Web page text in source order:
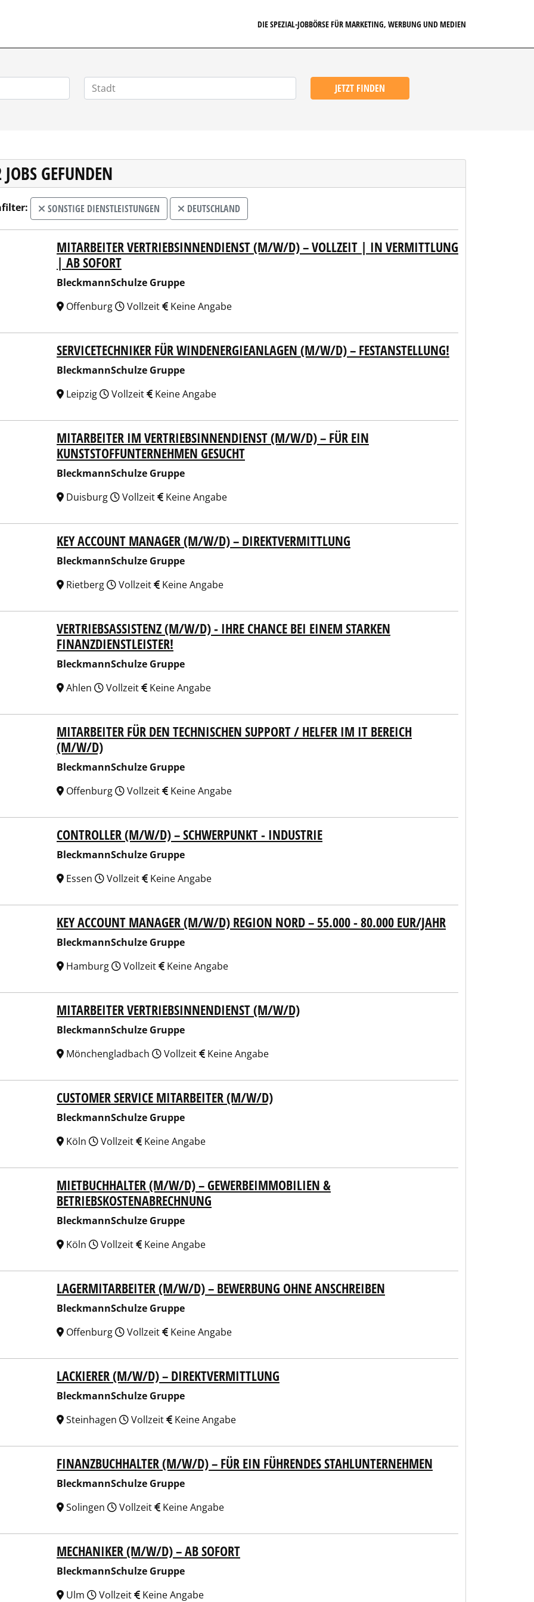
DIE SPEZIAL-JOBBÖRSE FÜR MARKETING, WERBUNG UND MEDIEN
JETZT FINDEN
GEFUNDEN
SONSTIGE DIENSTLEISTUNGEN DEUTSCHLAND
Gruppe
MITARBEITER VERTRIEBSINNENDIENST (M/W/D) – VOLLZEIT | IN VERMITTLUNG
| AB SOFORT
BleckmannSchulze Gruppe
Offenburg
Vollzeit Keine Angabe
Gruppe
SERVICETECHNIKER FÜR WINDENERGIEANLAGEN (M/W/D) – FESTANSTELLUNG!
BleckmannSchulze Gruppe
Leipzig
Vollzeit Keine Angabe
Gruppe
MITARBEITER IM VERTRIEBSINNENDIENST (M/W/D) – FÜR EIN
KUNSTSTOFFUNTERNEHMEN GESUCHT
BleckmannSchulze Gruppe
Duisburg
Vollzeit Keine Angabe
Gruppe
KEY ACCOUNT MANAGER (M/W/D) – DIREKTVERMITTLUNG
BleckmannSchulze Gruppe
Rietberg
Vollzeit Keine Angabe
Gruppe
VERTRIEBSASSISTENZ (M/W/D) - IHRE CHANCE BEI EINEM STARKEN
FINANZDIENSTLEISTER!
BleckmannSchulze Gruppe
Ahlen
Vollzeit Keine Angabe
Gruppe
MITARBEITER FÜR DEN TECHNISCHEN SUPPORT / HELFER IM IT BEREICH
(M/W/D)
BleckmannSchulze Gruppe
Offenburg
Vollzeit Keine Angabe
Gruppe
CONTROLLER (M/W/D) – SCHWERPUNKT - INDUSTRIE
BleckmannSchulze Gruppe
Essen
Vollzeit Keine Angabe
Gruppe
KEY ACCOUNT MANAGER (M/W/D) REGION NORD – 55.000 - 80.000 EUR/JAHR
BleckmannSchulze Gruppe
Hamburg
Vollzeit Keine Angabe
Gruppe
MITARBEITER VERTRIEBSINNENDIENST (M/W/D)
BleckmannSchulze Gruppe
Mönchengladbach
Vollzeit Keine Angabe
Gruppe
CUSTOMER SERVICE MITARBEITER (M/W/D)
BleckmannSchulze Gruppe
Köln
Vollzeit Keine Angabe
Gruppe
MIETBUCHHALTER (M/W/D) – GEWERBEIMMOBILIEN &
BETRIEBSKOSTENABRECHNUNG
BleckmannSchulze Gruppe
Köln
Vollzeit Keine Angabe
Gruppe
LAGERMITARBEITER (M/W/D) – BEWERBUNG OHNE ANSCHREIBEN
BleckmannSchulze Gruppe
Offenburg
Vollzeit Keine Angabe
Gruppe
LACKIERER (M/W/D) – DIREKTVERMITTLUNG
BleckmannSchulze Gruppe
Steinhagen
Vollzeit Keine Angabe
Gruppe
FINANZBUCHHALTER (M/W/D) – FÜR EIN FÜHRENDES STAHLUNTERNEHMEN
BleckmannSchulze Gruppe
Solingen
Vollzeit Keine Angabe
Gruppe
MECHANIKER (M/W/D) – AB SOFORT
BleckmannSchulze Gruppe
Ulm
Vollzeit Keine Angabe